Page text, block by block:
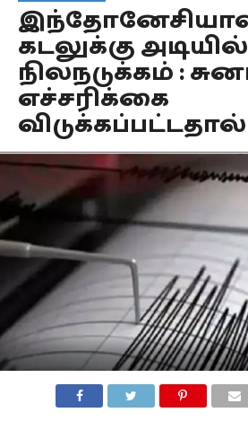
கடலுக்கு
நிலநடுக்கம் :
எச்சரிக்கை
விடுக்கப்பட்டதால்